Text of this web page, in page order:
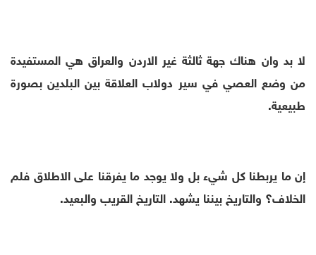
لا بد وان هناك جهة ثالثة غير الاردن والعراق هي المستفيدة
من وضع العصي في سير دولاب العلاقة بين البلدين بصورة
طبيعية.
إن ما يربطنا كل شيء بل ولا يوجد ما يفرقنا على الاطلاق فلم
الخلاف؟ والتاريخ بيننا يشهد. التاريخ القريب والبعيد.